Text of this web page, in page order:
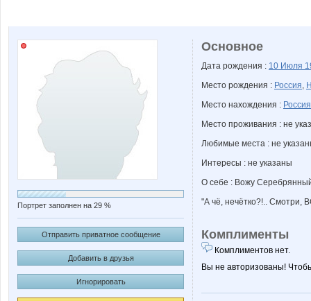
Портрет заполнен на 29 %
Отправить приватное сообщение
Добавить в друзья
Игнорировать
Основное
Дата рождения : 10 Июля
Место рождения : Россия,
Место нахождения : Россия
Место проживания : не
Любимые места : не
Интересы : не указаны
О себе : Вожу
"А чё, нечётко?!.. Смотри,
Комплименты
Комплиментов нет.
Вы не авторизованы!